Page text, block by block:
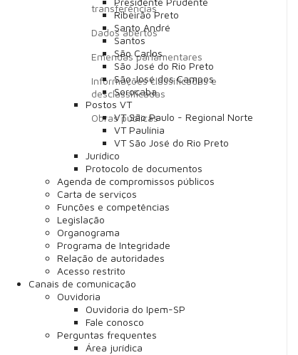
Ribeirão Preto
Santo André
Santos
São Carlos
São José do Rio Preto
São José dos Campos
Sorocaba
Postos VT
VT São Paulo - Regional Norte
VT Paulínia
VT São José do Rio Preto
Jurídico
Protocolo de documentos
Agenda de compromissos públicos
Carta de serviços
Funções e competências
Legislação
Organograma
Programa de Integridade
Relação de autoridades
Acesso restrito
Canais de comunicação
Ouvidoria
Ouvidoria do Ipem-SP
Fale conosco
Perguntas frequentes
Área jurídica
transferências
Dados abertos
Emendas parlamentares
Informações classificadas e
desclassificadas
Obras públicas